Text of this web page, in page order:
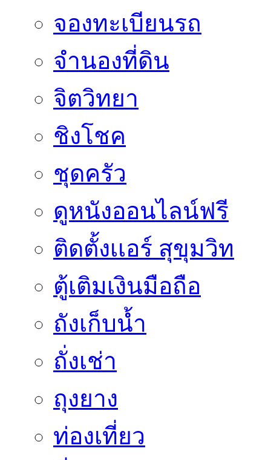
จองทะเบียนรถ
จำนองที่ดิน
จิตวิทยา
ชิงโชค
ชุดครัว
ดูหนังออนไลน์ฟรี
ติดตั้งเเอร์ สุขุมวิท
ตู้เติมเงินมือถือ
ถังเก็บน้ำ
ถั่งเช่า
ถุงยาง
ท่องเที่ยว